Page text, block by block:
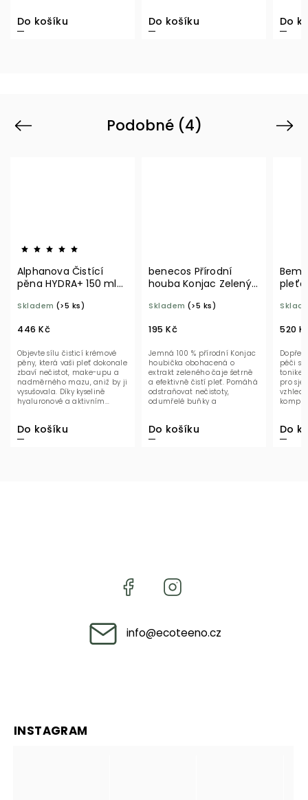
Do košíku Do košíku Do
Podobné (4)
Previous
Alphanova Čistící
pěna HYDRA+ 150 ml
Skladem (>5 ks)
446 Kč
Do košíku
Objevte sílu čisticí krémové
pěny, která vaši pleť dokonale
zbaví nečistot, make-upu a
nadměrného mazu, aniž by ji
vysušovala. Díky kyselině
hyaluronové a aktivním...
benecos Přírodní
houba Konjac Zelený
Skladem (>5 ks)
195 Kč
Do košíku
Jemná 100 % přírodní Konjac
houbička obohacená o
extrakt zeleného čaje šetrně
a efektivně čistí pleť. Pomáhá
odstraňovat nečistoty,
odumřelé buňky a
520
Do
péči s
pro
vzhled
Next
info@ecoteeno.cz
INSTAGRAM